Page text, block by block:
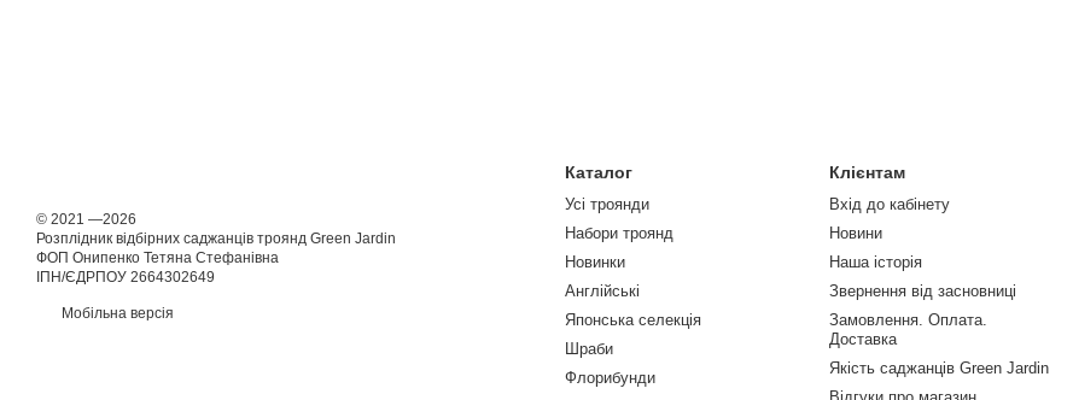
© 2021 —2026
Розплідник відбірних саджанців троянд Green Jardin
ФОП Онипенко Тетяна Стефанівна
ІПН/ЄДРПОУ 2664302649
Мобільна версія
Каталог
Усі троянди
Набори троянд
Новинки
Англійські
Японська селекція
Шраби
Флорибунди
Клієнтам
Вхід до кабінету
Новини
Наша історія
Звернення від засновниці
Замовлення. Оплата.
Доставка
Якість саджанців Green Jardin